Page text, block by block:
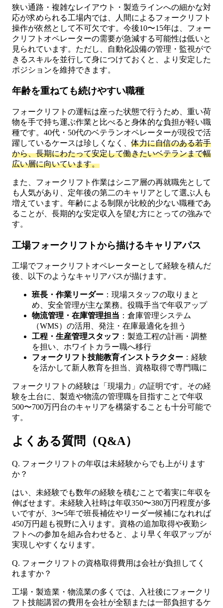
狭い通路・複雑なレイアウト・製造ラインへの細かな対
応が求められる工場内では、人間によるフォークリフト
操作が依然として不可欠です。今後10〜15年は、フォー
クリフトオペレーターの需要が急減する可能性は低いと
見られています。ただし、自動化設備の管理・監視がで
きるスキルを並行して身につけておくと、より安定した
ポジションを維持できます。
年齢を重ねても続けやすい職種
フォークリフトの運転は座った状態で行うため、重い荷
物を手で持ち運ぶ作業と比べると身体的な負担が軽い職
種です。40代・50代のベテランオペレーターが現役で活
躍しているケースは珍しくなく、体力に自信のある若手
から、長期にわたって安定して働きたいベテランまで幅
広い層に向いています。
また、フォークリフト作業はシニア層の再就職先として
も人気があり、定年後の第二のキャリアとして選ぶ人も
増えています。年齢による制限が比較的少ない職種であ
ることが、長期的な安定収入を望む方にとっての強みで
す。
工場フォークリフトから描けるキャリアパス
工場でフォークリフトオペレーターとして経験を積んだ
後、以下のようなキャリアパスが描けます。
班長・作業リーダー ：現場スタッフの取りまと
め、安全管理が主な業務。役職手当で年収アップ
物流管理・在庫管理担当 ：倉庫管理システム
（WMS）の活用、発注・在庫最適化を担う
工程・生産管理スタッフ ：製造工程の計画・調整
を担い、ホワイトカラー職へ移行
フォークリフト技能教育インストラクター ：経験
を活かして新人教育を担当、資格取得で専門職に
フォークリフトの経験は「現場力」の証明です。その経
験を土台に、製造や物流の管理職を目指すことで年収
500〜700万円台のキャリアを構築することも十分可能で
す。
よくある質問（Q&A）
Q. フォークリフトの年収は未経験からでも上がります
か？
はい、未経験でも数年の経験を積むことで着実に年収を
伸ばせます。未経験入社時は年収350〜380万円程度が多
いですが、3〜5年で班長補佐やリーダー候補になれれば
450万円超も視野に入ります。資格の追加取得や夜勤シ
フトへの参加を組み合わせると、より早く年収アップが
実現しやすくなります。
Q. フォークリフトの資格取得費用は会社が負担してく
れますか？
工場・製造業・物流業の多くでは、入社後にフォークリ
フト技能講習の費用を会社が全額または一部負担するケ